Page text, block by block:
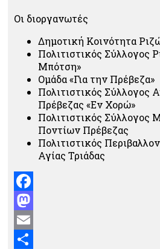
Οι διοργανωτές
Δημοτική Κοινότητα
Πολιτιστικός Σύλλογος
Μπότση»
Ομάδα «Για την Πρέβεζα»
Πολιτιστικός Σύλλογος
Πρέβεζας «Εν Χορώ»
Πολιτιστικός Σύλλογος
Ποντίων Πρέβεζας
Πολιτιστικός
Αγίας Τριάδας
Facebook
Mastodon
Email